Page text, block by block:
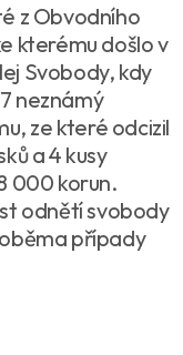
z Obvodního
kterému došlo v
Svobody, kdy
neznámý
ze které odcizil
a 4 kusy
000 korun.
odnětí svobody
případy